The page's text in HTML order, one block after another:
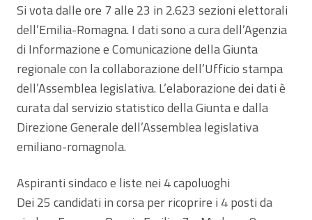
Si vota dalle ore 7 alle 23 in 2.623 sezioni elettorali
dell’Emilia-Romagna. I dati sono a cura dell’Agenzia
di Informazione e Comunicazione della Giunta
regionale con la collaborazione dell’Ufficio stampa
dell’Assemblea legislativa. L’elaborazione dei dati è
curata dal servizio statistico della Giunta e dalla
Direzione Generale dell’Assemblea legislativa
emiliano-romagnola.
Aspiranti sindaco e liste nei 4 capoluoghi
Dei 25 candidati in corsa per ricoprire i 4 posti da